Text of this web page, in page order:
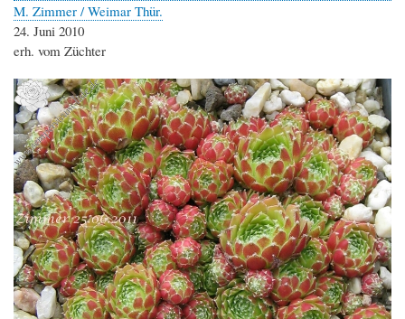
M. Zimmer / Weimar Thür.
24. Juni 2010
erh. vom Züchter